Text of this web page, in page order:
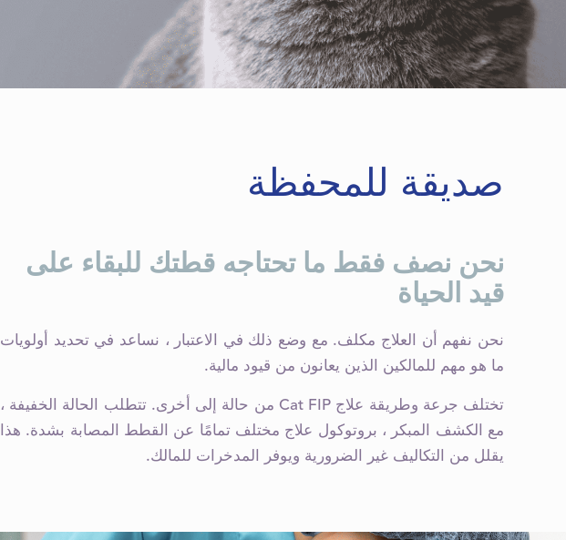
صديقة للمحفظة
نحن نصف فقط ما تحتاجه قطتك للبقاء على
قيد الحياة
نحن نفهم أن العلاج مكلف. مع وضع ذلك في الاعتبار ، نساعد في تحديد أولويات
ما هو مهم للمالكين الذين يعانون من قيود مالية.
تختلف جرعة وطريقة علاج Cat FIP من حالة إلى أخرى. تتطلب الحالة الخفيفة ،
مع الكشف المبكر ، بروتوكول علاج مختلف تمامًا عن القطط المصابة بشدة. هذا
يقلل من التكاليف غير الضرورية ويوفر المدخرات للمالك.